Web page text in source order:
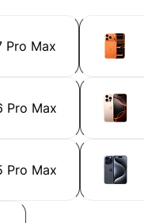
Pro Max
Pro Max
Pro Max